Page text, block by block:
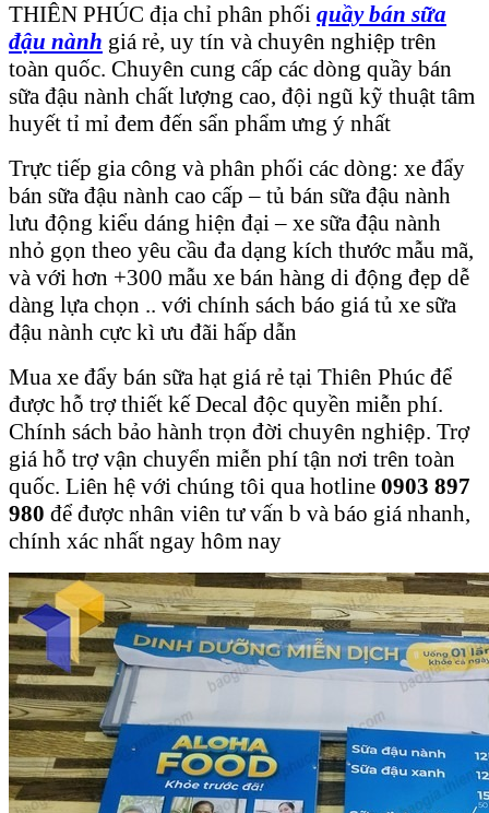
THIÊN PHÚC địa chỉ phân phối quầy bán sữa
đậu nành giá rẻ, uy tín và chuyên nghiệp trên
toàn quốc. Chuyên cung cấp các dòng quầy bán
sữa đậu nành chất lượng cao, đội ngũ kỹ thuật tâm
huyết tỉ mỉ đem đến sẩn phẩm ưng ý nhất
Trực tiếp gia công và phân phối các dòng: xe đẩy
bán sữa đậu nành cao cấp – tủ bán sữa đậu nành
lưu động kiểu dáng hiện đại – xe sữa đậu nành
nhỏ gọn theo yêu cầu đa dạng kích thước mẫu mã,
và với hơn +300 mẫu xe bán hàng di động đẹp dễ
dàng lựa chọn .. với chính sách báo giá tủ xe sữa
đậu nành cực kì ưu đãi hấp dẫn
Mua xe đẩy bán sữa hạt giá rẻ tại Thiên Phúc để
được hỗ trợ thiết kế Decal độc quyền miễn phí.
Chính sách bảo hành trọn đời chuyên nghiệp. Trợ
giá hỗ trợ vận chuyển miễn phí tận nơi trên toàn
quốc. Liên hệ với chúng tôi qua hotline 0903 897
980 để được nhân viên tư vấn b và báo giá nhanh,
chính xác nhất ngay hôm nay